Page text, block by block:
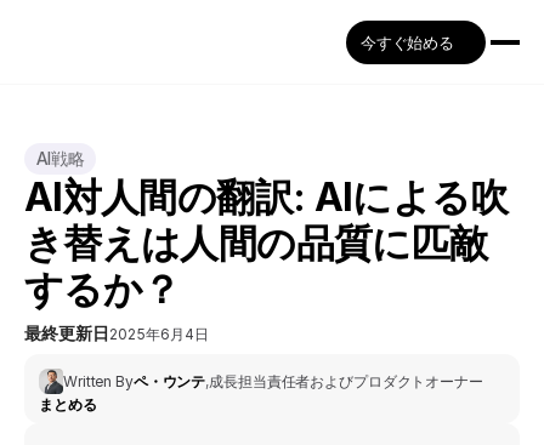
今すぐ始める
AI戦略
AI対人間の翻訳: AIによる吹
き替えは人間の品質に匹敵
するか？
最終更新日 2025年6月4日
Written Byペ・ウンテ,成長担当責任者およびプロダクトオーナー
まとめる